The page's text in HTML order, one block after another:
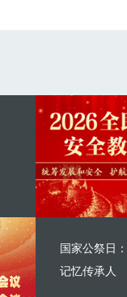
国家公祭日
记忆传承人